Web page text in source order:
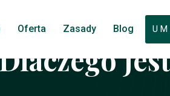
Oferta Zasady Blog U
Jest